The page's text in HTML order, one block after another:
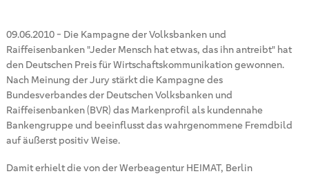
09.06.2010- Die Kampagne der Volksbanken und
Raiffeisenbanken "Jeder Mensch hat etwas, das ihn antreibt" hat
den Deutschen Preis für Wirtschaftskommunikation gewonnen.
Nach Meinung der Jury stärkt die Kampagne des
Bundesverbandes der Deutschen Volksbanken und
Raiffeisenbanken (BVR) das Markenprofil als kundennahe
Bankengruppe und beeinflusst das wahrgenommene Fremdbild
auf äußerst positiv Weise.
Damit erhielt die von der Werbeagentur HEIMAT, Berlin